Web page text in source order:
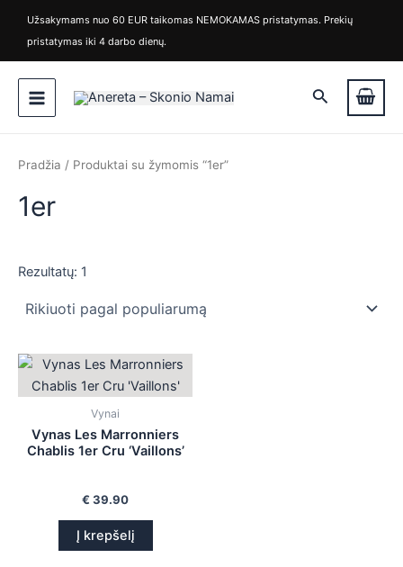
turinio
Užsakymams nuo 60 EUR taikomas NEMOKAMAS pristatymas. Prekių
pristatymas iki 4 darbo dienų.
Main
Menu
Paieška
k
a
n
s
k
i
Pradžia / Produktai su žymomis “1er”
1er
Rezultatų: 1
Vynai
Vynas Les Marronniers
Chablis 1er Cru ‘Vaillons’
€ 39.90
Į krepšelį